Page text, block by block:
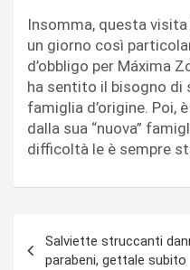
Insomma, questa
un giorno così
d’obbligo per Máxima
ha sentito il bisogno di
famiglia d’origine. Poi,
dalla sua “nuova”
difficoltà le è sempre
articoli
Salviette struccanti
parabeni, gettale subito